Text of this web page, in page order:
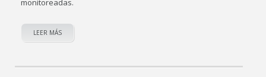
monitoreadas.
LEER MÁS